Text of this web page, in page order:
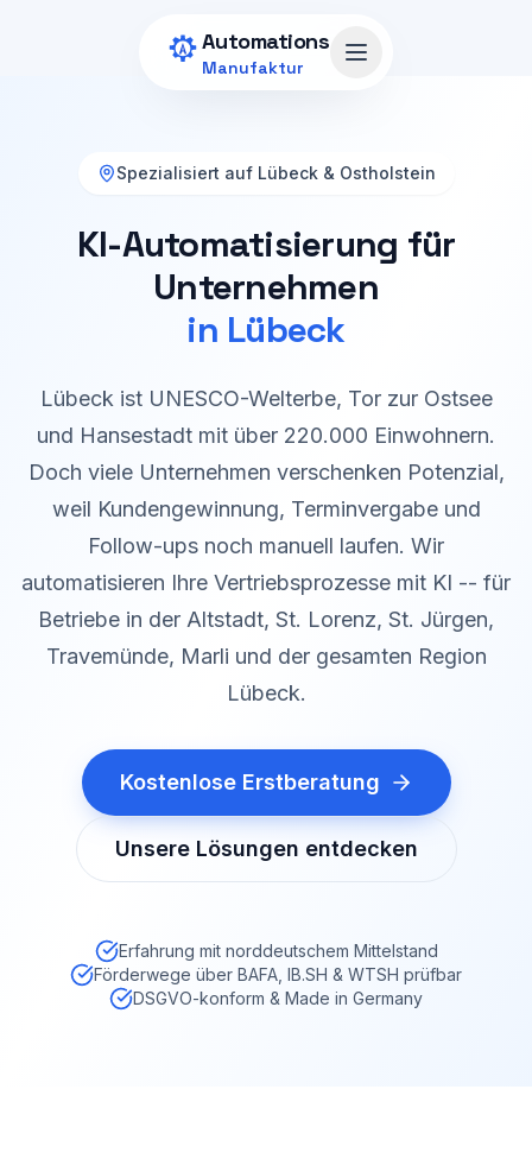
Automations
Manufaktur Menü öffnen
Spezialisiert auf Lübeck & Ostholstein
KI-Automatisierung für
Unternehmen
in Lübeck
Lübeck ist UNESCO-Welterbe, Tor zur Ostsee
und Hansestadt mit über 220.000 Einwohnern.
Doch viele Unternehmen verschenken Potenzial,
weil Kundengewinnung, Terminvergabe und
Follow-ups noch manuell laufen. Wir
automatisieren Ihre Vertriebsprozesse mit KI -- für
Betriebe in der Altstadt, St. Lorenz, St. Jürgen,
Travemünde, Marli und der gesamten Region
Lübeck.
Kostenlose Erstberatung
Unsere Lösungen entdecken
Erfahrung mit norddeutschem Mittelstand
Förderwege über BAFA, IB.SH & WTSH prüfbar
DSGVO-konform & Made in Germany